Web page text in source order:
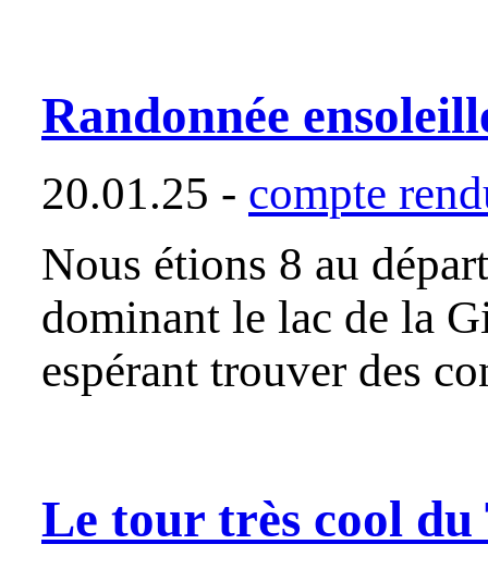
Randonnée
20.01.25 - compte
Nous étions 8 au
dominant le lac de la
espérant trouver des
Le tour très cool du